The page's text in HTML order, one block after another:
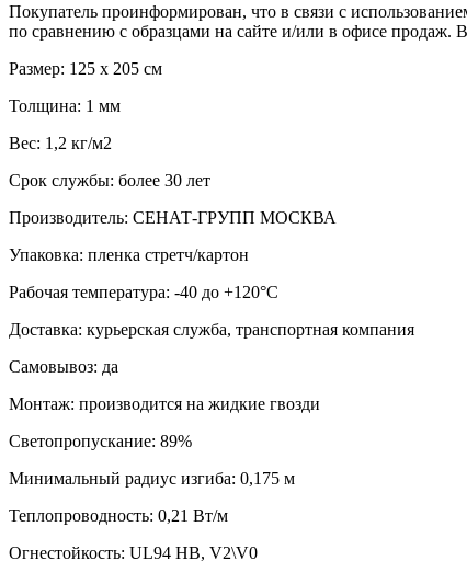
Покупатель проинформирован, что в связи с
по сравнению с образцами на сайте и/или в офисе продаж.
Размер: 125 х 205 см
Толщина: 1 мм
Вес: 1,2 кг/м2
Срок службы: более 30 лет
Производитель: СЕНАТ-ГРУПП МОСКВА
Упаковка: пленка стретч/картон
Рабочая температура: -40 до +120°С
Доставка: курьерская служба, транспортная компания
Самовывоз: да
Монтаж: производится на жидкие гвозди
Светопропускание: 89%
Минимальный радиус изгиба: 0,175 м
Теплопроводность: 0,21 Вт/м
Огнестойкость: UL94 HB, V2\V0